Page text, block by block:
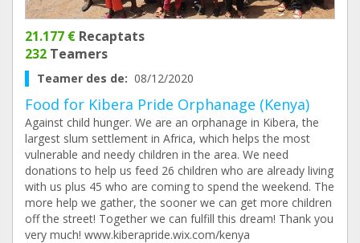
21.177 € Recaptats
232 Teamers
Teamer des de: 08/12/2020
Food for Kibera Pride Orphanage (Kenya)
Against child hunger. We are an orphanage in Kibera, the
largest slum settlement in Africa, which helps the most
vulnerable and needy children in the area. We need
donations to help us feed 26 children who are already living
with us plus 45 who are coming to spend the weekend. The
more help we gather, the sooner we can get more children
off the street! Together we can fulfill this dream! Thank you
very much! www.kiberapride.wix.com/kenya